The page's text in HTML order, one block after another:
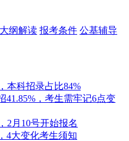
大纲解读 报考条件 公基辅导
本科招录占比84%
41.85%，考生需牢记6点变
2月10号开始报名
4大变化考生须知